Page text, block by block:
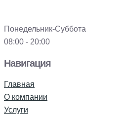
Понедельник-Суббота
08:00 - 20:00
Навигация
Главная
О компании
Услуги